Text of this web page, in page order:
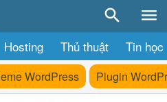
Hosting Thủ thuật Tin học
WordPress Plugin